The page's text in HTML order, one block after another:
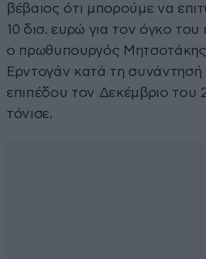
βέβαιος ότι μπορούμε να
10 δισ. ευρώ για τον όγκο
ο πρωθυπουργός
Ερντογάν κατά τη
επιπέδου τον Δεκέμβριο του
τόνισε.